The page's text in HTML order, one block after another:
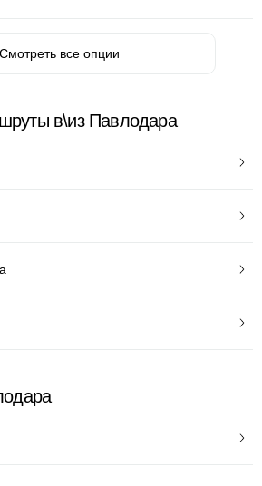
Смотреть все опции
в\из Павлодара